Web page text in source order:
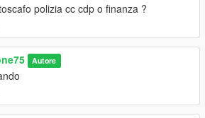
polizia cc cdp o finanza ?
Autore